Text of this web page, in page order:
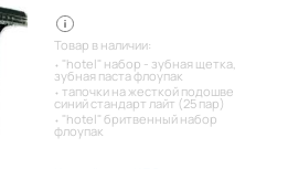
Товар в наличии:
"hotel" набор - зубная щетка,
зубная паста флоупак
тапочки на жесткой подошве
синий стандарт лайт (25 пар)
"hotel" бритвенный набор
флоупак